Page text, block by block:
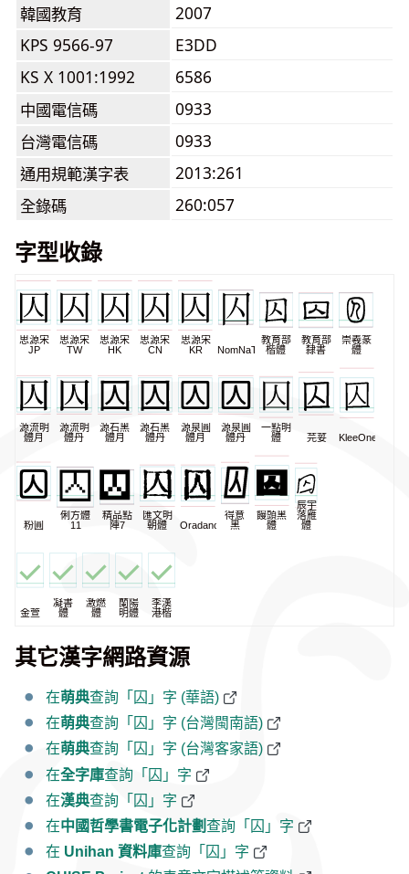
韓國教育
2007
KPS 9566-97
E3DD
KS X 1001:1992
6586
中國電信碼
0933
台灣電信碼
0933
通用規範漢字表
2013:261
全錄碼
260:057
字型收錄
思源宋
JP
思源宋
TW
思源宋
HK
思源宋
CN
思源宋
KR
NomNaTong
教育部
楷體
教育部
隸書
崇羲篆
體
源流明
體月
源流明
體丹
源石黑
體月
源石黑
體丹
源泉圓
體月
源泉圓
體丹
一點明
體
芫荽 KleeOne
粉圓
俐方體
11
精品點
陣7
匯文明
朝體
Oradano
得意
黑
饅頭黑
體
辰宇
落雁
體
金萱
凝書
體
激燃
體
蘭陽
明體
李漢
港楷
其它漢字網路資源
在萌典查詢「囚」字 (華語)
在萌典查詢「囚」字 (台灣閩南語)
在萌典查詢「囚」字 (台灣客家語)
在全字庫查詢「囚」字
在漢典查詢「囚」字
在中國哲學書電子化計劃查詢「囚」字
在 Unihan 資料庫查詢「囚」字